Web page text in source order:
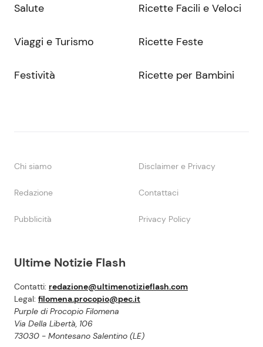
Ultime Notizie Flash
Contatti: redazione@ultimenotizieflash.com
Legal: filomena.procopio@pec.it
Purple di Procopio Filomena
Via Della Libertà, 106
73030 - Montesano Salentino (LE)
Salute
Viaggi e Turismo
Festività
Ricette Facili e Veloci
Ricette Feste
Ricette per Bambini
Chi siamo Disclaimer e Privacy
Redazione Contattaci
Pubblicità Privacy Policy